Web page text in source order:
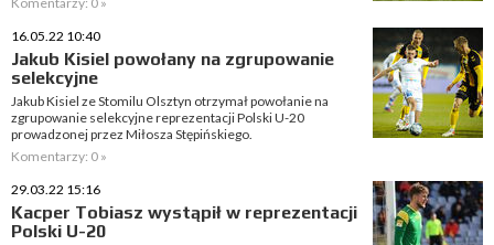
16.05.22 10:40
Jakub Kisiel powołany na zgrupowanie
selekcyjne
Jakub Kisiel ze Stomilu Olsztyn otrzymał powołanie na
zgrupowanie selekcyjne reprezentacji Polski U-20
prowadzonej przez Miłosza Stępińskiego.
Komentarzy: 0 »
29.03.22 15:16
Kacper Tobiasz wystąpił w reprezentacji
Polski U-20